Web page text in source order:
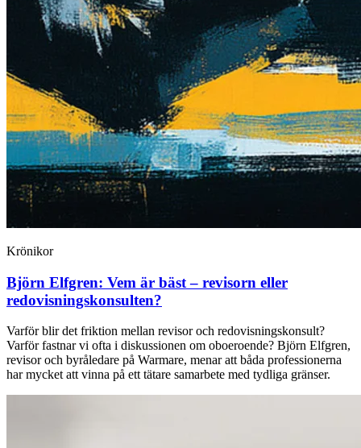
Krönikor
Björn Elfgren: Vem är bäst – revisorn eller
redovisningskonsulten?
Varför blir det friktion mellan revisor och redovisningskonsult?
Varför fastnar vi ofta i diskussionen om oboeroende? Björn Elfgren,
revisor och byråledare på Warmare, menar att båda professionerna
har mycket att vinna på ett tätare samarbete med tydliga gränser.